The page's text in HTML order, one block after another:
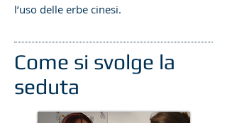
l’uso delle erbe cinesi.
Come si svolge la
seduta